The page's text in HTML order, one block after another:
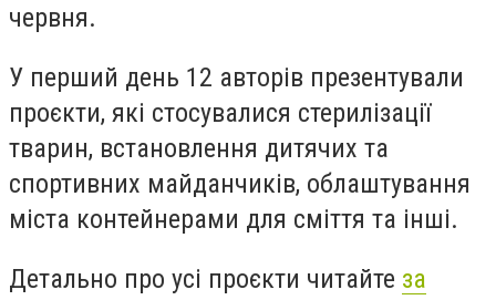
червня.
У перший день 12 авторів презентували
проєкти, які стосувалися стерилізації
тварин, встановлення дитячих та
спортивних майданчиків, облаштування
міста контейнерами для сміття та інші.
Детально про усі проєкти читайте за